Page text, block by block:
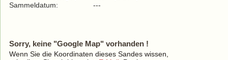
Sammeldatum:
---
Sorry, keine "Google Map" vorhanden !
Wenn Sie die Koordinaten dieses Sandes wissen,